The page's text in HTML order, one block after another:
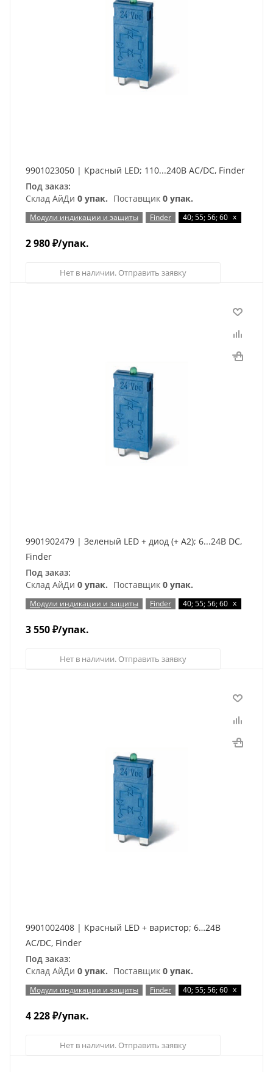
9901023050 | Красный LED; 110...240В AC/DC, Finder
Под заказ:
Склад АйДи 0 упак. Поставщик 0 упак.
Модули индикации и защиты Finder 40; 55; 56; 60 x
2 980₽/упак.
Нет в наличии. Отправить заявку
9901902479 | Зеленый LED + диод (+ A2); 6...24В DC,
Finder
Под заказ:
Склад АйДи 0 упак. Поставщик 0 упак.
Модули индикации и защиты Finder 40; 55; 56; 60 x
3 550₽/упак.
Нет в наличии. Отправить заявку
9901002408 | Красный LED + варистор; 6…24В
AC/DC, Finder
Под заказ:
Склад АйДи 0 упак. Поставщик 0 упак.
Модули индикации и защиты Finder 40; 55; 56; 60 x
4 228₽/упак.
Нет в наличии. Отправить заявку